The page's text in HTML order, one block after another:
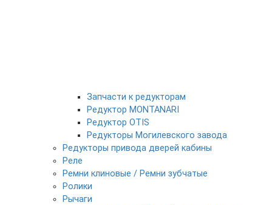
Запчасти к редукторам
Редуктор MONTANARI
Редуктор OTIS
Редукторы Могилевского завода
Редукторы привода дверей кабины
Реле
Ремни клиновые / Ремни зубчатые
Ролики
Рычаги